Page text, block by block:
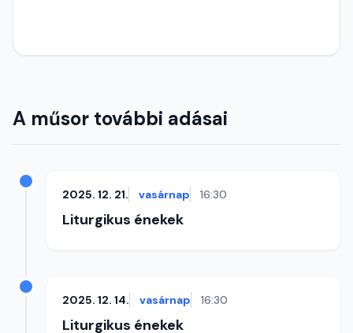
A műsor további adásai
2025. 12. 21. vasárnap 16:30
Liturgikus énekek
2025. 12. 14. vasárnap 16:30
Liturgikus énekek